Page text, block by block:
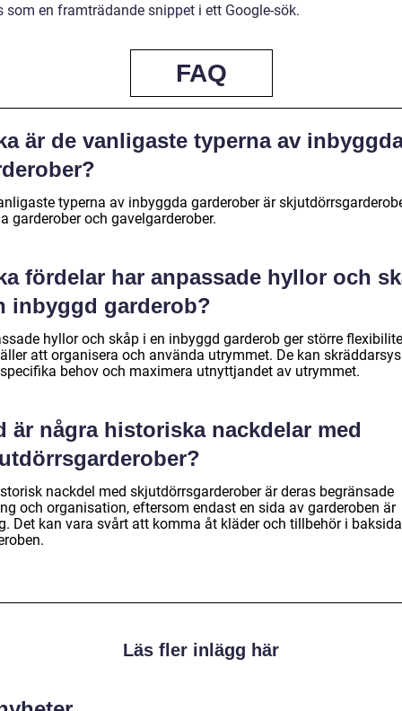
som en framträdande snippet i ett Google-sök.
FAQ
är de vanligaste typerna av
typerna av inbyggda garderober är
garderober och gavelgarderober.
fördelar har anpassade hyllor och
inbyggd garderob?
hyllor och skåp i en inbyggd garderob ger större
att organisera och använda utrymmet. De kan
behov och maximera utnyttjandet av utrymmet.
är några historiska nackdelar med
nackdel med skjutdörrsgarderober är deras begränsade
och organisation, eftersom endast en sida av garderoben är
Det kan vara svårt att komma åt kläder och tillbehör i
Läs fler inlägg här